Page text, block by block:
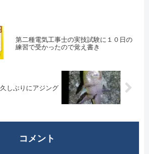
第二種電気工事士の実技試験に１０日の
練習で受かったので覚え書き
久しぶりにアジング
コメント